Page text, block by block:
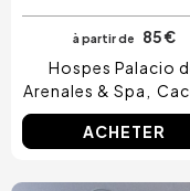
à partir de
85 €
Hospes Palacio
Arenales & Spa
ACHETER